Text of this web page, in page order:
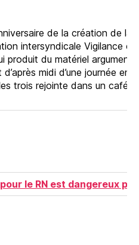
de la création de la
intersyndicale Vigilance
produit du matériel
midi d’une journée
trois rejointe dans un café
le RN est dangereux